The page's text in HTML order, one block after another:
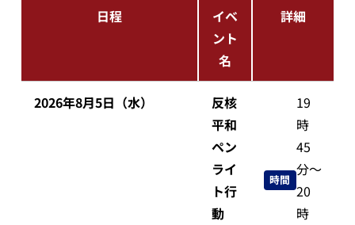
日程
イベ
ント
名
詳細
2026年8月5日（水）
反核
平和
ペン
ライ
ト行
動
時間
19
時
45
分～
20
時